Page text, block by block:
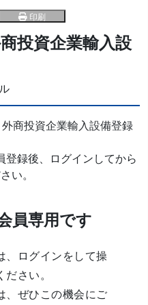
印刷
投資企業輸入設
商投資企業輸入設備登録
登録後、ログインしてから
い。
員専用です
、ログインをして操
さい。
、ぜひこの機会にご